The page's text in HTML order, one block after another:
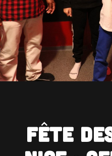
Fête